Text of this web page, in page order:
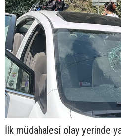
İlk müdahalesi olay yerinde